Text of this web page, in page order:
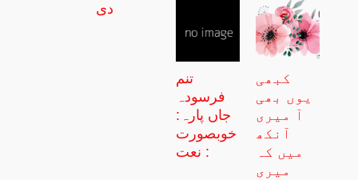
دی
تنم
فرسودہ
جاں پارہ:
خوبصورت
نعت :
کبھی
یوں بھی
آ میری
آنکھ
میں کہ
میری